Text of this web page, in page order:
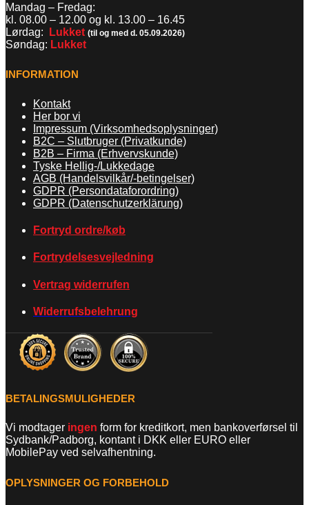
Mandag – Fredag:
kl. 08.00 – 12.00 og kl. 13.00 – 16.45
Lørdag:
Lukket (til og med d. 05.09.2026)
Søndag: Lukket
INFORMATION
Kontakt
Her bor vi
Impressum (Virksomhedsoplysninger)
B2C – Slutbruger (Privatkunde)
B2B – Firma (Erhvervskunde)
Tyske Hellig-/Lukkedage
AGB (Handelsvilkår/-betingelser)
GDPR (Persondataforordring)
GDPR (Datenschutzerklärung)
Fortryd ordre/køb
Fortrydelsesvejledning
Vertrag widerrufen
Widerrufsbelehrung
BETALINGSMULIGHEDER
Vi modtager ingen form for kreditkort, men bankoverførsel til
Sydbank/Padborg, kontant i DKK eller EURO eller
MobilePay ved selvafhentning.
OPLYSNINGER OG FORBEHOLD